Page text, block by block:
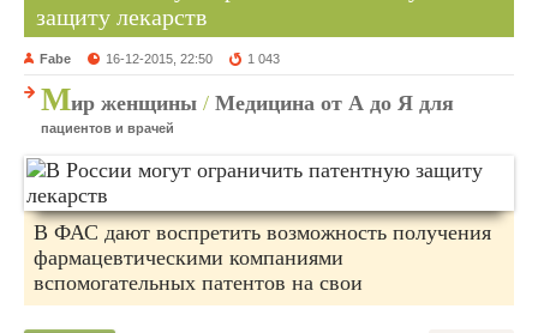
защиту лекарств
Fabe 16-12-2015, 22:50 1 043
Мир женщины / Медицина от А до Я для
пациентов и врачей
В ФАС дают воспретить возможность получения
фармацевтическими компаниями
вспомогательных патентов на свои